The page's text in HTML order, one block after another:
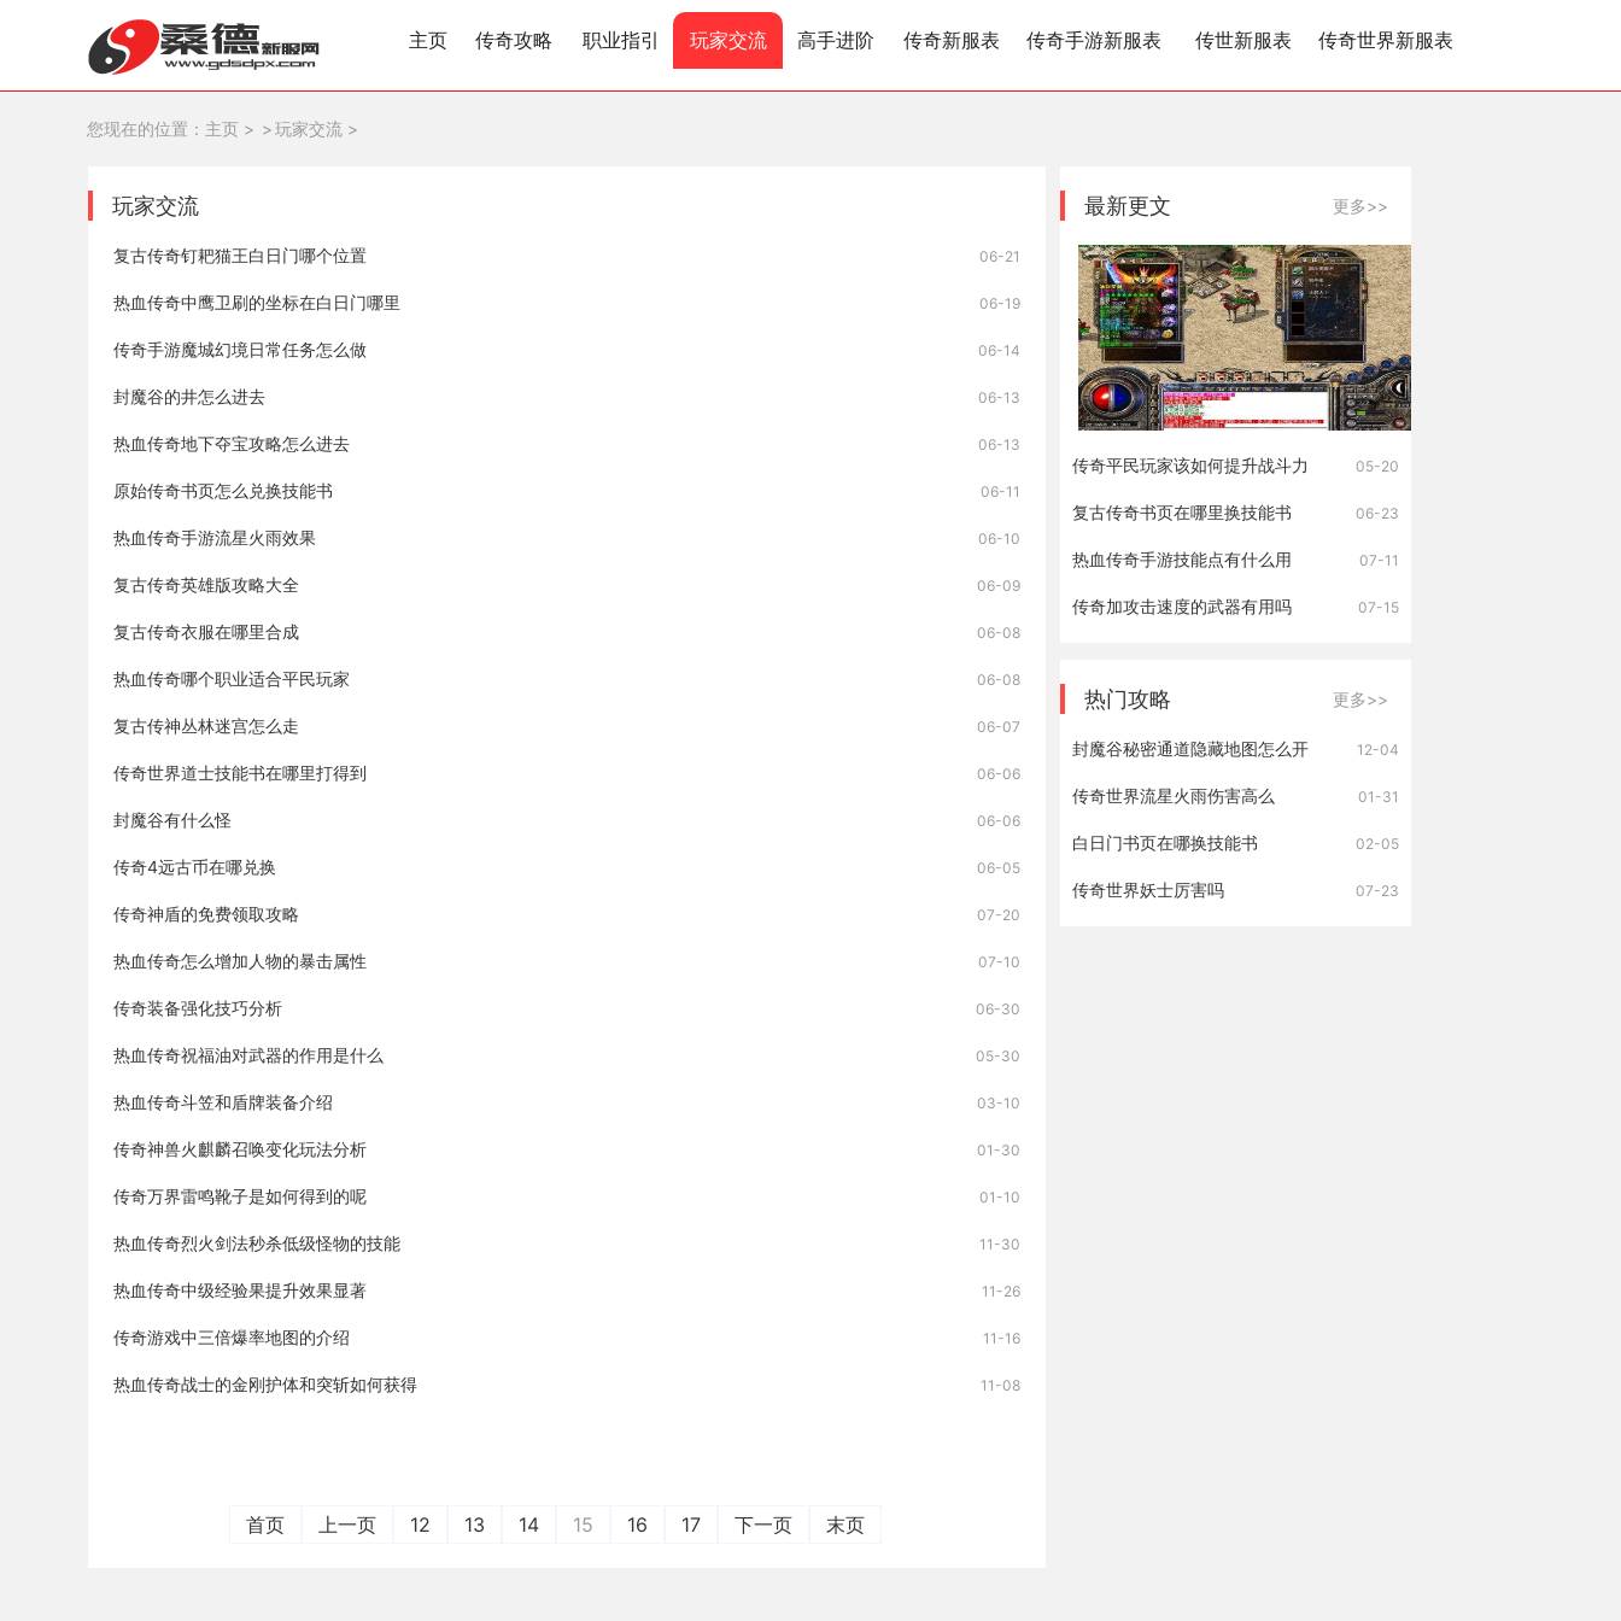
主页 传奇攻略 职业指引 玩家交流 高手进阶 传奇新服表 传奇手游新服表 传世新服表 传奇世界新服表
您现在的位置： 主页 > 玩家交流 >
玩家交流
复古传奇钉耙猫王白日门哪个位置 06-21
热血传奇中鹰卫刷的坐标在白日门哪里 06-19
传奇手游魔城幻境日常任务怎么做 06-14
封魔谷的井怎么进去 06-13
热血传奇地下夺宝攻略怎么进去 06-13
原始传奇书页怎么兑换技能书 06-11
热血传奇手游流星火雨效果 06-10
复古传奇英雄版攻略大全 06-09
复古传奇衣服在哪里合成 06-08
热血传奇哪个职业适合平民玩家 06-08
复古传神丛林迷宫怎么走 06-07
传奇世界道士技能书在哪里打得到 06-06
封魔谷有什么怪 06-06
传奇4远古币在哪兑换 06-05
传奇神盾的免费领取攻略 07-20
热血传奇怎么增加人物的暴击属性 07-10
传奇装备强化技巧分析 06-30
热血传奇祝福油对武器的作用是什么 05-30
热血传奇斗笠和盾牌装备介绍 03-10
传奇神兽火麒麟召唤变化玩法分析 01-30
传奇万界雷鸣靴子是如何得到的呢 01-10
热血传奇烈火剑法秒杀低级怪物的技能 11-30
热血传奇中级经验果提升效果显著 11-26
传奇游戏中三倍爆率地图的介绍 11-16
热血传奇战士的金刚护体和突斩如何获得 11-08
首页 上一页 12 13 14 15 16 17 下一页 末页
最新更文 更多>>
传奇平民玩家该如何提升战斗力 05-20
复古传奇书页在哪里换技能书 06-23
热血传奇手游技能点有什么用 07-11
传奇加攻击速度的武器有用吗 07-15
热门攻略 更多>>
封魔谷秘密通道隐藏地图怎么开 12-04
传奇世界流星火雨伤害高么 01-31
白日门书页在哪换技能书 02-05
传奇世界妖士厉害吗 07-23